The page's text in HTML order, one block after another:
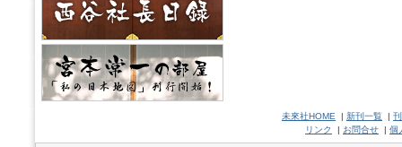
未來社HOME | 新刊一覧 |
リンク
| お問合せ | 個